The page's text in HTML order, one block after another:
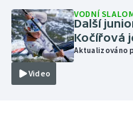
Plavání
Plážový volejbal
Video
VODNÍ
Další
Kočířová
Aktualizováno